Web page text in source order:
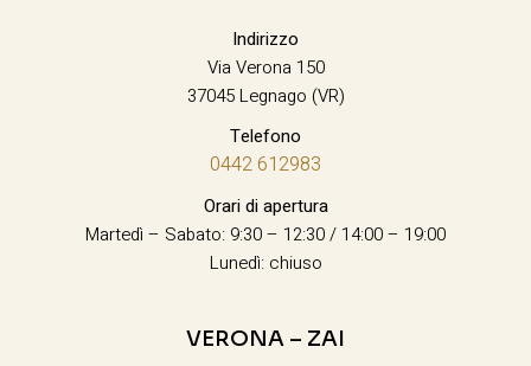
Indirizzo
Via Verona 150
37045 Legnago (VR)
Telefono
0442 612983
Orari di apertura
Martedì – Sabato: 9:30 – 12:30 / 14:00 – 19:00
Lunedì: chiuso
VERONA – ZAI